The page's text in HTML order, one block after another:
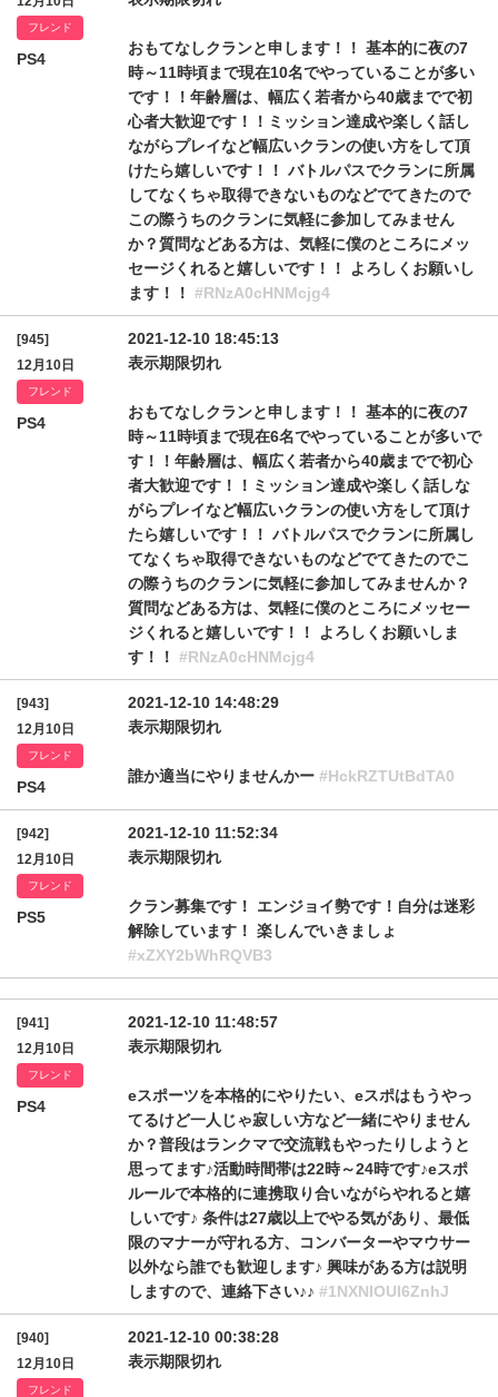
フレンド
PS4
おもてなしクランと申します！！ 基本的に夜の7
時～11時頃まで現在10名でやっていることが多い
です！！年齢層は、幅広く若者から40歳までで初
心者大歓迎です！！ミッション達成や楽しく話し
ながらプレイなど幅広いクランの使い方をして頂
けたら嬉しいです！！ バトルパスでクランに所属
してなくちゃ取得できないものなどでてきたので
この際うちのクランに気軽に参加してみません
か？質問などある方は、気軽に僕のところにメッ
セージくれると嬉しいです！！ よろしくお願いし
ます！！ #RNzA0cHNMcjg4
[945]
12月10日
フレンド
PS4
2021-12-10 18:45:13
表示期限切れ
おもてなしクランと申します！！ 基本的に夜の7
時～11時頃まで現在6名でやっていることが多いで
す！！年齢層は、幅広く若者から40歳までで初心
者大歓迎です！！ミッション達成や楽しく話しな
がらプレイなど幅広いクランの使い方をして頂け
たら嬉しいです！！ バトルパスでクランに所属し
てなくちゃ取得できないものなどでてきたのでこ
の際うちのクランに気軽に参加してみませんか？
質問などある方は、気軽に僕のところにメッセー
ジくれると嬉しいです！！ よろしくお願いしま
す！！ #RNzA0cHNMcjg4
[943]
12月10日
フレンド
PS4
2021-12-10 14:48:29
表示期限切れ
誰か適当にやりませんかー #HckRZTUtBdTA0
[942]
12月10日
フレンド
PS5
2021-12-10 11:52:34
表示期限切れ
クラン募集です！ エンジョイ勢です！自分は迷彩
解除しています！ 楽しんでいきましょ
#xZXY2bWhRQVB3
[941]
12月10日
フレンド
PS4
2021-12-10 11:48:57
表示期限切れ
eスポーツを本格的にやりたい、eスポはもうやっ
てるけど一人じゃ寂しい方など一緒にやりません
か？普段はランクマで交流戦もやったりしようと
思ってます♪活動時間帯は22時～24時です♪eスポ
ルールで本格的に連携取り合いながらやれると嬉
しいです♪ 条件は27歳以上でやる気があり、最低
限のマナーが守れる方、コンバーターやマウサー
以外なら誰でも歓迎します♪ 興味がある方は説明
しますので、連絡下さい♪♪ #1NXNIOUl6ZnhJ
[940]
12月10日
フレンド
2021-12-10 00:38:28
表示期限切れ